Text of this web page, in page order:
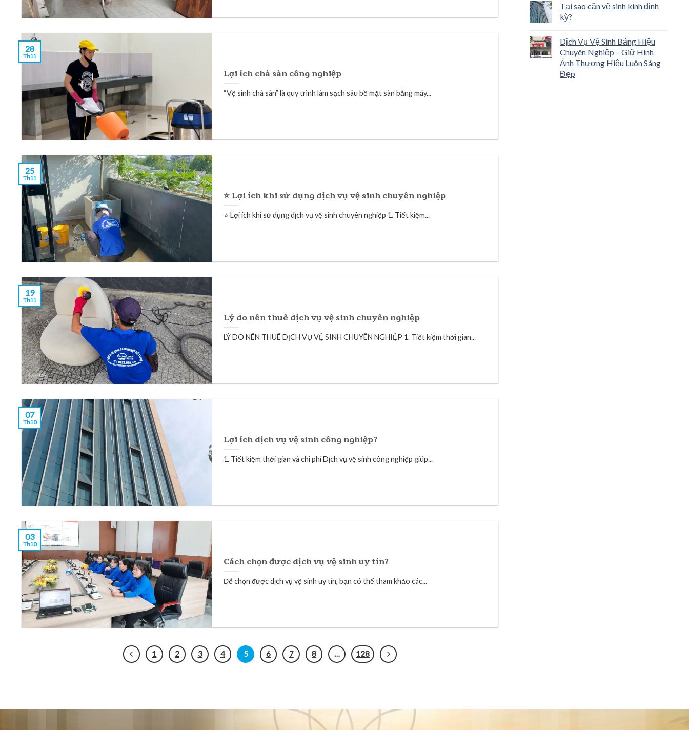
Lợi ích chà sàn công nghiệp
“Vệ sinh chà sàn” là quy trình làm sạch sâu bề mặt sàn bằng máy...
28
Th11
⭐ Lợi ích khi sử dụng dịch vụ vệ sinh chuyên nghiệp
⭐ Lợi ích khi sử dụng dịch vụ vệ sinh chuyên nghiệp 1. Tiết kiệm...
25
Th11
Lý do nên thuê dịch vụ vệ sinh chuyên nghiệp
LÝ DO NÊN THUÊ DỊCH VỤ VỆ SINH CHUYÊN NGHIỆP 1. Tiết kiệm thời gian...
19
Th11
Lợi ích dịch vụ vệ sinh công nghiệp?
1. Tiết kiệm thời gian và chi phí Dịch vụ vệ sinh công nghiệp giúp...
07
Th10
Cách chọn được dịch vụ vệ sinh uy tín?
Để chọn được dịch vụ vệ sinh uy tín, bạn có thể tham khảo các...
03
Th10
1 2 3 4 5 6 7 8 … 128
Tại sao cần vệ sinh kính định
kỳ?
Dịch Vụ Vệ Sinh Bảng Hiệu
Chuyên Nghiệp – Giữ Hình
Ảnh Thương Hiệu Luôn Sáng
Đẹp